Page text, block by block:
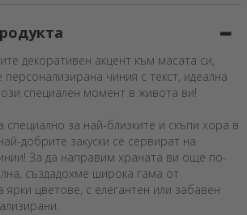
декоративен акцент към масата си,
чиния с текст, идеална
специален момент в живота ви!
специално за най-близките и скъпи хора в
добрите закуски се сервират на
За да направим храната ви още по-
създадохме широка гама от
цветове, с елегантен или забавен